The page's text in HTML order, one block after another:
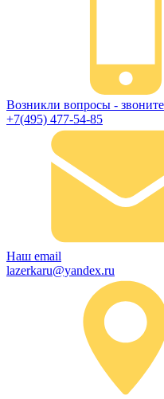
Возникли вопросы - звоните
+7(495) 477-54-85
Наш email
lazerkaru@yandex.ru